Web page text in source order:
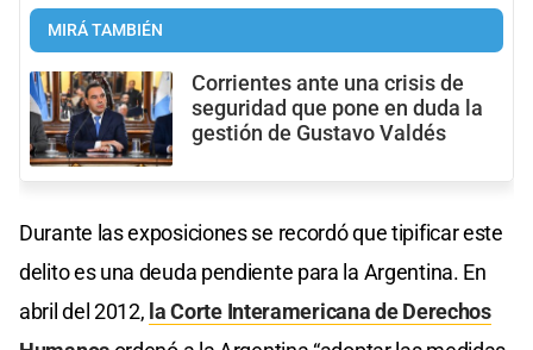
MIRÁ TAMBIÉN
Corrientes ante una crisis de
seguridad que pone en duda la
gestión de Gustavo Valdés
Durante las exposiciones se recordó que tipificar este
delito es una deuda pendiente para la Argentina. En
abril del 2012, la Corte Interamericana de Derechos